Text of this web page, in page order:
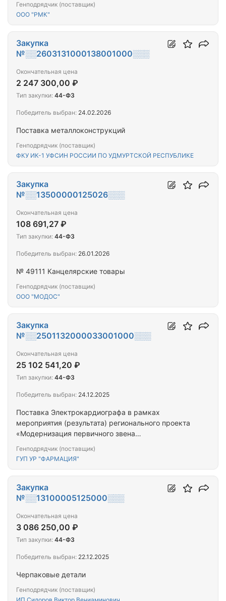
Генподрядчик (поставщик)
ООО "РМК"
Поставка металлоконструкций
Генподрядчик (поставщик)
ФКУ ИК-1 УФСИН РОССИИ ПО УДМУРТСКОЙ РЕСПУБЛИКЕ
Закупка
№░░2603131000138001000░░░
Окончательная цена
2 247 300,00 ₽
Тип закупки: 44-ФЗ
Победитель выбран: 24.02.2026
№ 49111 Канцелярские товары
Генподрядчик (поставщик)
ООО "МОДОС"
Закупка
№░░13500000125026░░░
Окончательная цена
108 691,27 ₽
Тип закупки: 44-ФЗ
Победитель выбран: 26.01.2026
Поставка Электрокардиографа в рамках
мероприятия (результата) регионального проекта
«Модернизация первичного звена
Генподрядчик (поставщик)
ГУП УР "ФАРМАЦИЯ"
Закупка
№░░2501132000033001000░░░
Окончательная цена
25 102 541,20 ₽
Тип закупки: 44-ФЗ
Победитель выбран: 24.12.2025
Черпаковые детали
Генподрядчик (поставщик)
Закупка
№░░13100005125000░░░
Окончательная цена
3 086 250,00 ₽
Тип закупки: 44-ФЗ
Победитель выбран: 22.12.2025